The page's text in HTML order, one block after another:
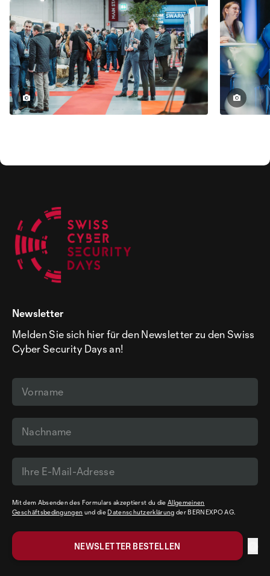
Newsletter
Melden Sie sich hier für den Newsletter zu den Swiss
Cyber Security Days an!
Mit dem Absenden des Formulars akzeptierst du dieAllgemeinen
Geschäftsbedingungen und die Datenschutzerklärung der BERNEXPO AG.